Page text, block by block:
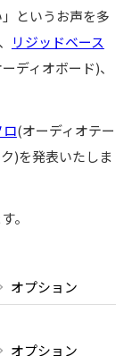
というお声を多
リジッドベース
ディオボード)、
(オーディオテー
)を発表いたしま
。
オプション
オプション